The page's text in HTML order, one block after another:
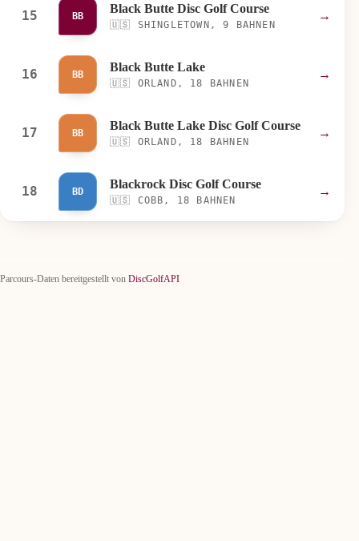
15 BB
Black Butte Disc Golf Course
🇺🇸 SHINGLETOWN, 9 BAHNEN
→
16 BB
Black Butte Lake
🇺🇸 ORLAND, 18 BAHNEN
→
17 BB
Black Butte Lake Disc Golf Course
🇺🇸 ORLAND, 18 BAHNEN
→
18 BD
Blackrock Disc Golf Course
🇺🇸 COBB, 18 BAHNEN
→
Parcours-Daten bereitgestellt von DiscGolfAPI